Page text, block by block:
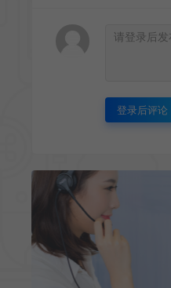
登录后评论